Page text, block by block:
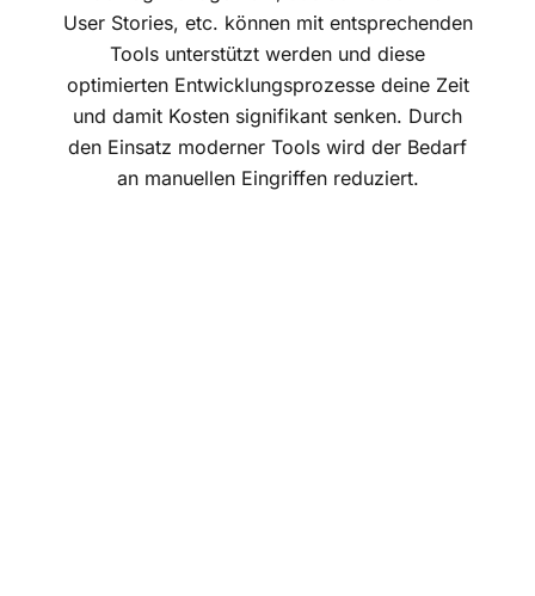
User Stories, etc. können mit entsprechenden
Tools unterstützt werden und diese
optimierten Entwicklungsprozesse deine Zeit
und damit Kosten signifikant senken. Durch
den Einsatz moderner Tools wird der Bedarf
an manuellen Eingriffen reduziert.